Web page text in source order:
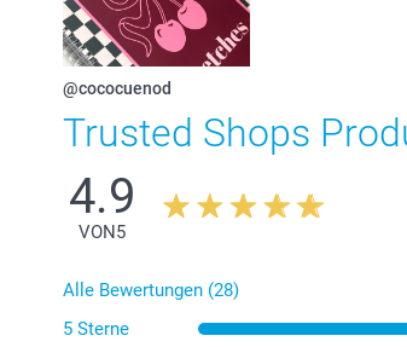
@cococuenod
Trusted Shops
4.9
VON5
Alle Bewertungen (28)
5 Sterne